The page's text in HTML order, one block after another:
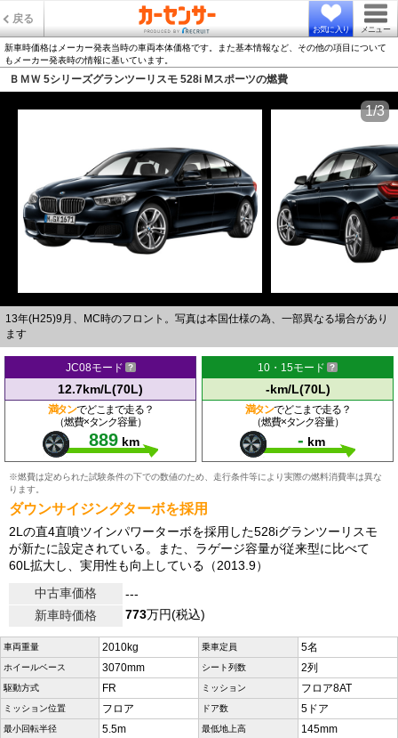
戻る
お気に入り メニュー
新車時価格はメーカー発表当時の車両本体価格です。また基本情報など、その他の項目について
もメーカー発表時の情報に基いています。
ＢＭＷ 5シリーズグランツーリスモ 528i Mスポーツの燃費
13年(H25)9月、MC時のフロント。写真は本国仕様の為、一部異なる場合があり
ます
1/3
JC08モード
12.7km/L(70L)
満タンでどこまで走る？
（燃費×タンク容量）
889 km
10・15モード
-km/L(70L)
満タンでどこまで走る？
（燃費×タンク容量）
- km
※燃費は定められた試験条件の下での数値のため、走行条件等により実際の燃料消費率は異な
ります。
ダウンサイジングターボを採用
2Lの直4直噴ツインパワーターボを採用した528iグランツーリスモ
が新たに設定されている。また、ラゲージ容量が従来型に比べて
60L拡大し、実用性も向上している（2013.9）
中古車価格
---
新車時価格
773万円(税込)
車両重量 2010kg 乗車定員 5名
ホイールベース 3070mm シート列数 2列
駆動方式 FR ミッション フロア8AT
ミッション位置 フロア ドア数 5ドア
最小回転半径 5.5m 最低地上高 145mm